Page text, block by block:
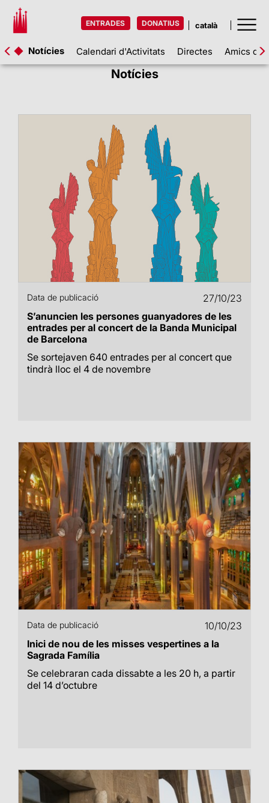
ENTRADES DONATIUS
Notícies Calendari d'Activitats Directes Amics de
Notícies
Data de publicació
27/10/23
S’anuncien les persones guanyadores de les
entrades per al concert de la Banda Municipal
de Barcelona
Se sortejaven 640 entrades per al concert que
tindrà lloc el 4 de novembre
Data de publicació
10/10/23
Inici de nou de les misses vespertines a la
Sagrada Família
Se celebraran cada dissabte a les 20 h, a partir
del 14 d’octubre